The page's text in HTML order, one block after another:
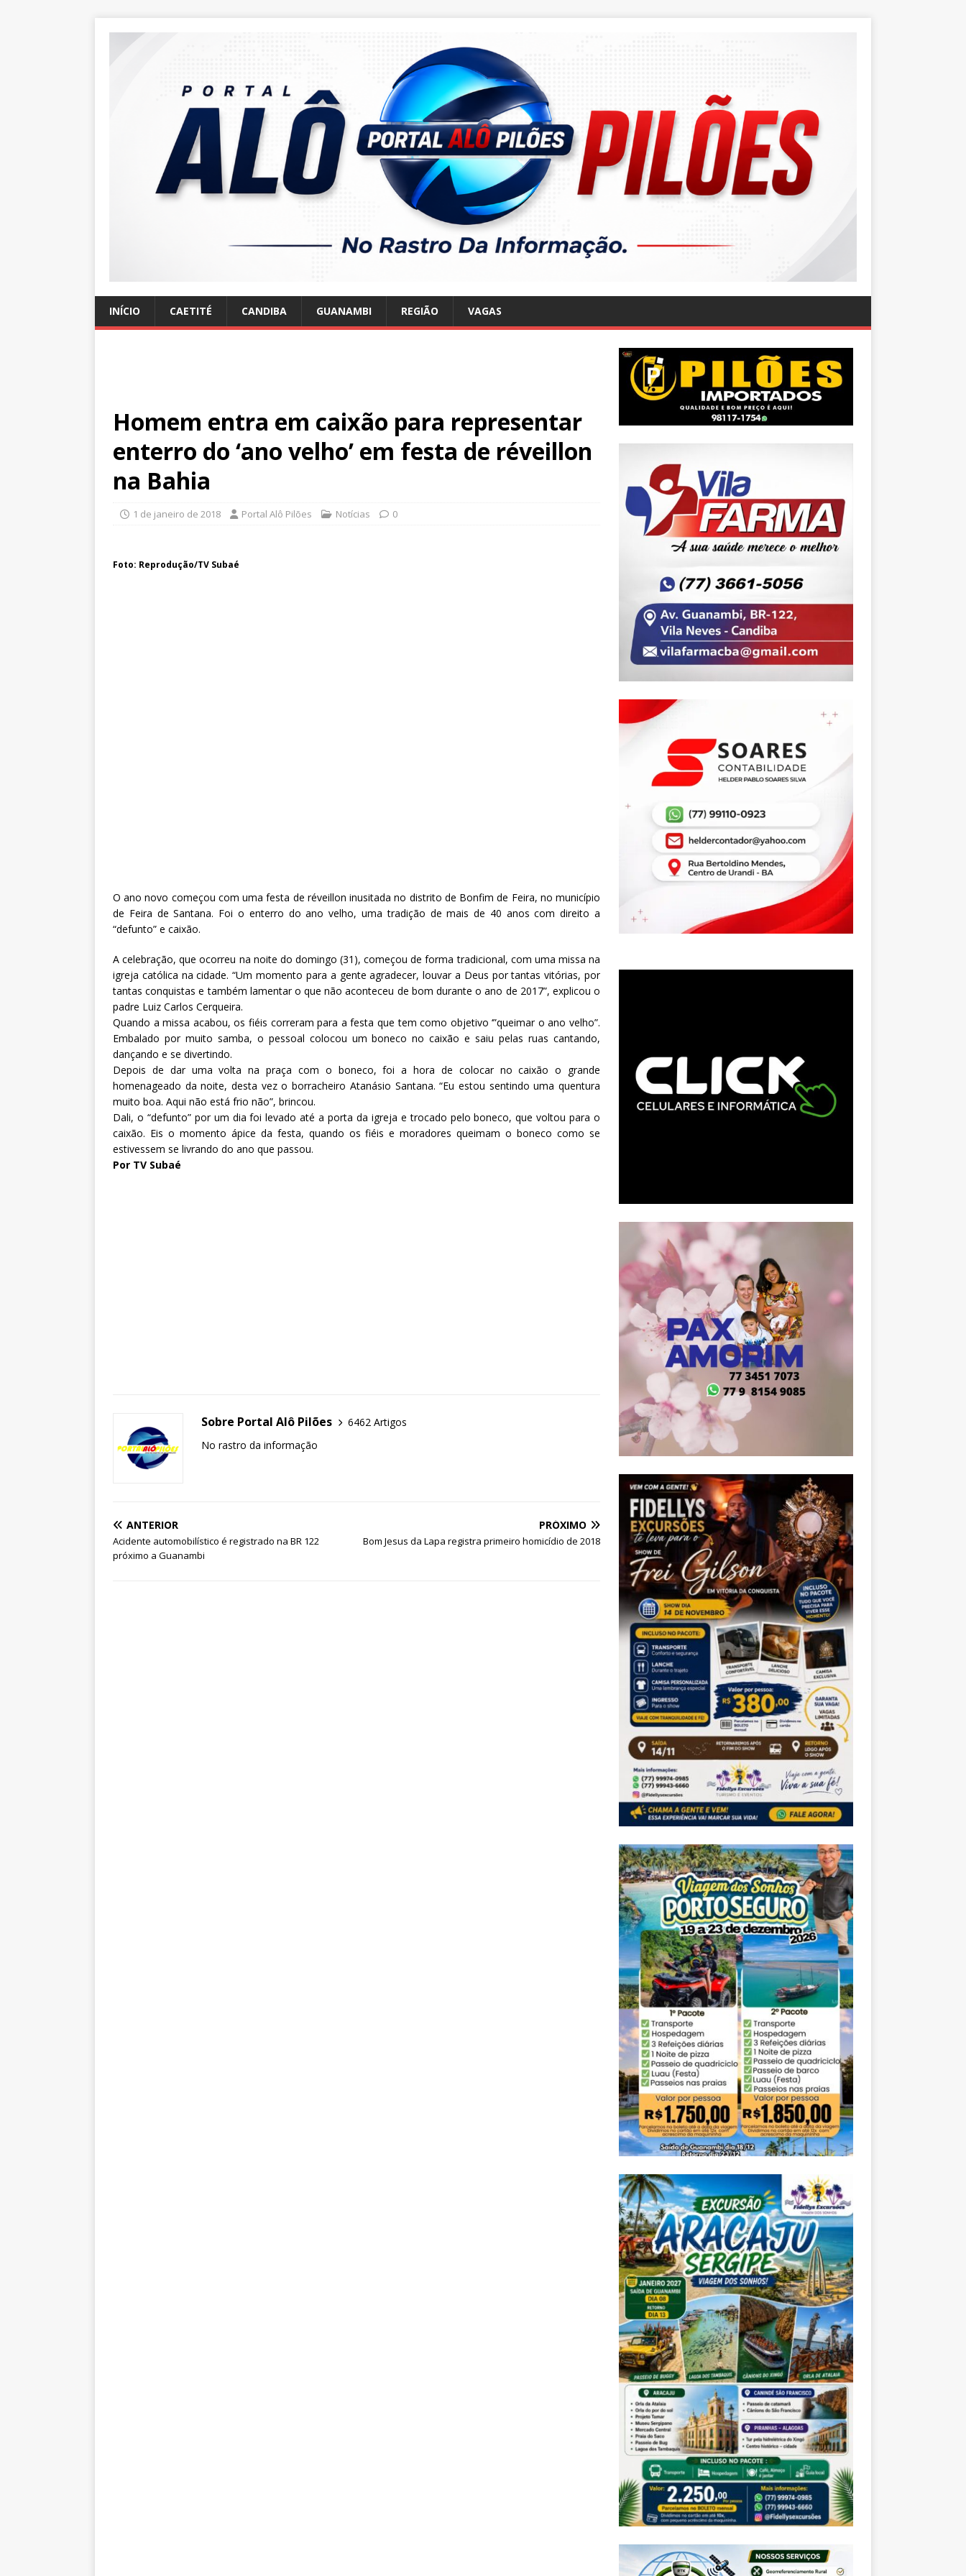
INÍCIO CAETITÉ CANDIBA GUANAMBI REGIÃO VAGAS
Homem entra em caixão para representar
enterro do ‘ano velho’ em festa de réveillon
na Bahia
1 de janeiro de 2018 Portal Alô Pilões Notícias 0
Foto: Reprodução/TV Subaé
O ano novo começou com uma festa de réveillon inusitada no distrito de Bonfim de Feira, no município
de Feira de Santana. Foi o enterro do ano velho, uma tradição de mais de 40 anos com direito a
“defunto” e caixão.
A celebração, que ocorreu na noite do domingo (31), começou de forma tradicional, com uma missa na
igreja católica na cidade. “Um momento para a gente agradecer, louvar a Deus por tantas vitórias, por
tantas conquistas e também lamentar o que não aconteceu de bom durante o ano de 2017”, explicou o
padre Luiz Carlos Cerqueira.
Quando a missa acabou, os fiéis correram para a festa que tem como objetivo ‘”queimar o ano velho”.
Embalado por muito samba, o pessoal colocou um boneco no caixão e saiu pelas ruas cantando,
dançando e se divertindo.
Depois de dar uma volta na praça com o boneco, foi a hora de colocar no caixão o grande
homenageado da noite, desta vez o borracheiro Atanásio Santana. “Eu estou sentindo uma quentura
muito boa. Aqui não está frio não”, brincou.
Dali, o “defunto” por um dia foi levado até a porta da igreja e trocado pelo boneco, que voltou para o
caixão. Eis o momento ápice da festa, quando os fiéis e moradores queimam o boneco como se
estivessem se livrando do ano que passou.
Por TV Subaé
Sobre Portal Alô Pilões
6462 Artigos
No rastro da informação
ANTERIOR
Acidente automobilístico é registrado na BR 122
próximo a Guanambi
PRÓXIMO
Bom Jesus da Lapa registra primeiro homicídio de 2018